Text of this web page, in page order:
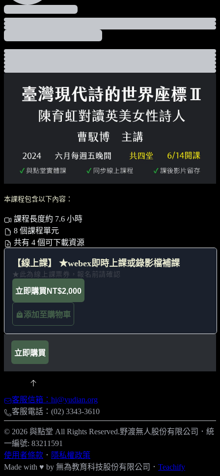
本課程包含以下內容：
課程長度約 7.6 小時
8 個課程單元
共有 4 個可下載資源
【線上課】 ★webex即時上課或錄影檔補課
★此為線上課票券，報名前請確認
立即購買 NT$2,000
添加至購物車
立即購買
客服信箱：hi@yudian.org
客服電話：(02) 3343-3610
© 2026 與點堂 All Rights Reserved.野渡無人股份有限公司 ． 統
一編號: 83211591
使用者條款 ． 隱私權政策
Made with ♥ by 無為教育科技股份有限公司． Teachify